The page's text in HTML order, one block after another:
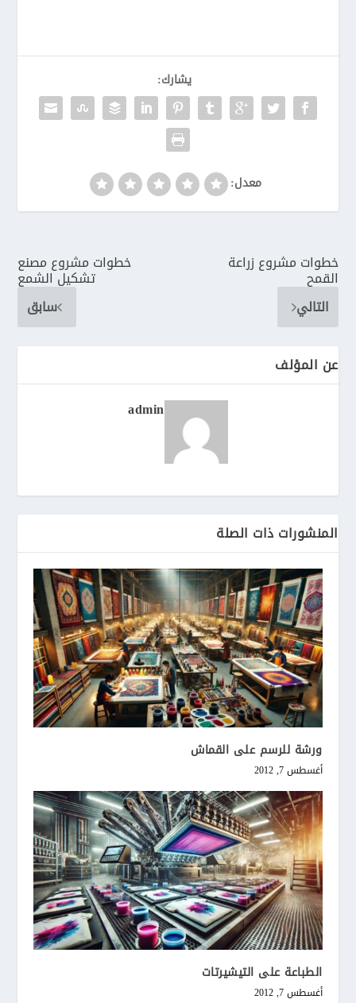
يشارك:
معدل:
خطوات مشروع مصنع
تشكيل الشمع
سابق
خطوات مشروع زراعة
القمح
التالي
عن المؤلف
admin
المنشورات ذات الصلة
ورشة للرسم على القماش
أغسطس 7, 2012
الطباعة على التيشيرتات
أغسطس 7, 2012